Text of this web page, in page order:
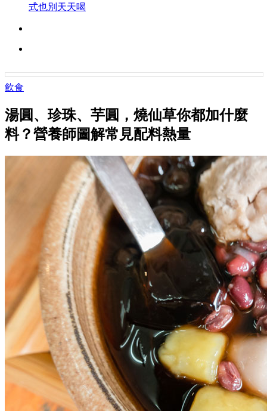
式也別天天喝
飲食
湯圓、珍珠、芋圓，燒仙草你都加什麼
料？營養師圖解常見配料熱量